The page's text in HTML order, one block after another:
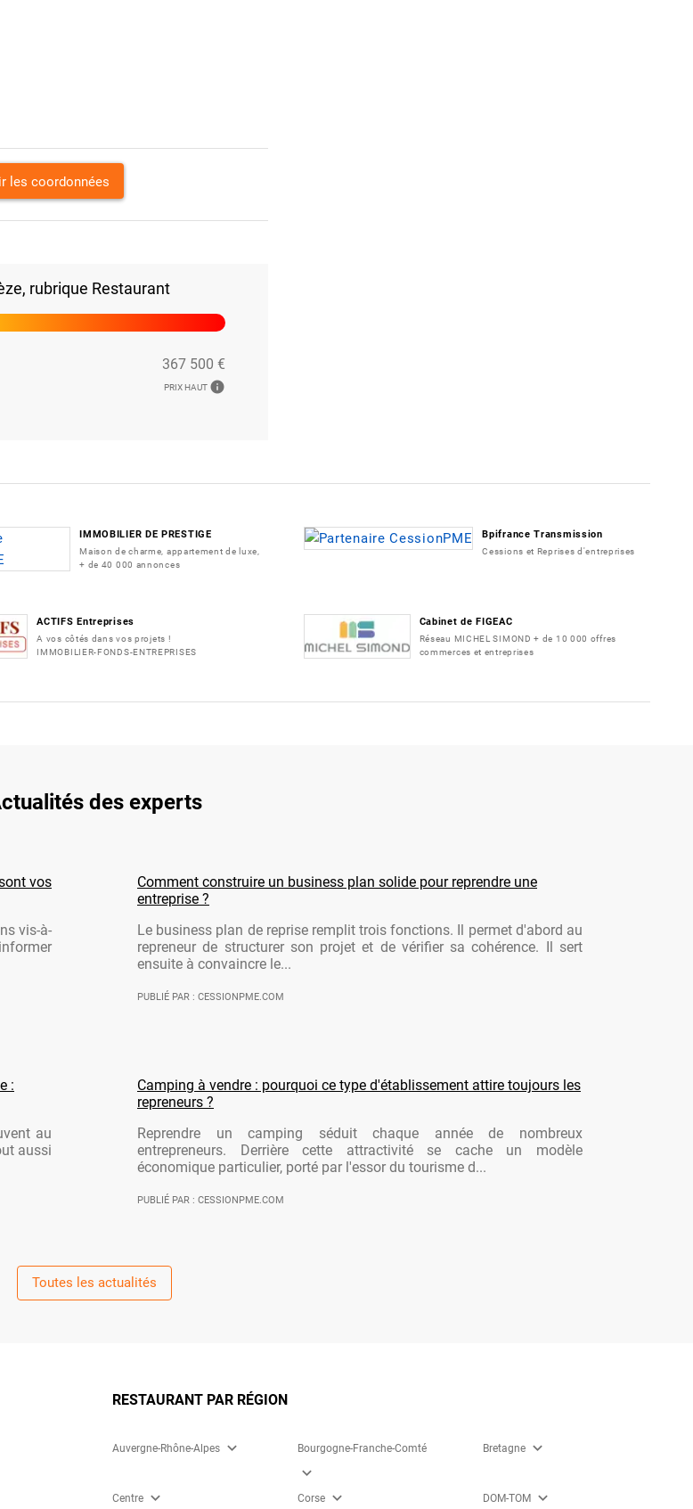
les coordonnées
rubrique Restaurant
367 500 €
PRIX HAUT info
IMMOBILIER DE PRESTIGE
Maison de charme, appartement de luxe,
+ de 40 000 annonces
Bpifrance Transmission
Cessions et Reprises d'entreprises
ACTIFS Entreprises
A vos côtés dans vos projets !
IMMOBILIER-FONDS-ENTREPRISES
Cabinet de FIGEAC
Réseau MICHEL SIMOND + de 10 000 offres
commerces et entreprises
des experts
vos
vis-à-
Comment construire un business plan solide pour reprendre une
entreprise ?
Le business plan de reprise remplit trois fonctions. Il permet d'abord au
repreneur de structurer son projet et de vérifier sa cohérence. Il sert
ensuite à convaincre le...
PUBLIÉ PAR : CESSIONPME.COM
:
au
aussi
Camping à vendre : pourquoi ce type d'établissement attire toujours les
repreneurs ?
Reprendre un camping séduit chaque année de nombreux
entrepreneurs. Derrière cette attractivité se cache un modèle
économique particulier, porté par l'essor du tourisme d...
PUBLIÉ PAR : CESSIONPME.COM
Toutes les actualités
RESTAURANT PAR RÉGION
Auvergne-Rhône-Alpes expand_more Bourgogne-Franche-Comté
expand_more
Bretagne expand_more
Centre expand_more Corse expand_more DOM-TOM expand_more